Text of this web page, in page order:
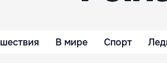
В мире Спорт